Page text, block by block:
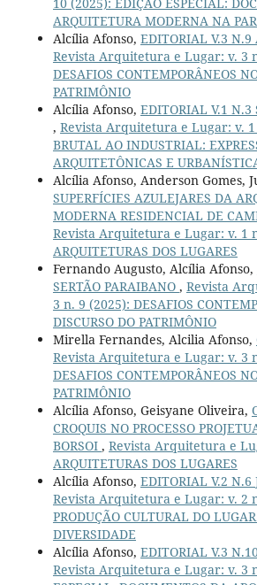
ARQUITETURA MODERNA NA
Alcília Afonso, EDITORIAL V.3 N.9
Revista Arquitetura e Lugar: v. 3
DESAFIOS CONTEMPORÂNEOS
PATRIMÔNIO
Alcília Afonso, EDITORIAL V.1 N.3
, Revista Arquitetura e Lugar: v. 1
BRUTAL AO INDUSTRIAL:
ARQUITETÔNICAS E
Alcília Afonso, Anderson Gomes,
SUPERFÍCIES AZULEJARES DA
MODERNA RESIDENCIAL DE
Revista Arquitetura e Lugar: v. 1
ARQUITETURAS DOS LUGARES
Fernando Augusto, Alcília Afonso,
SERTÃO PARAIBANO , Revista
3 n. 9 (2025): DESAFIOS
DISCURSO DO PATRIMÔNIO
Mirella Fernandes, Alcilia Afonso,
Revista Arquitetura e Lugar: v. 3
DESAFIOS CONTEMPORÂNEOS
PATRIMÔNIO
Alcília Afonso, Geisyane Oliveira,
CROQUIS NO PROCESSO
BORSOI , Revista Arquitetura e
ARQUITETURAS DOS LUGARES
Alcília Afonso, EDITORIAL V.2 N.6
Revista Arquitetura e Lugar: v. 2
PRODUÇÃO CULTURAL DO
DIVERSIDADE
Alcília Afonso, EDITORIAL V.3
Revista Arquitetura e Lugar: v. 3